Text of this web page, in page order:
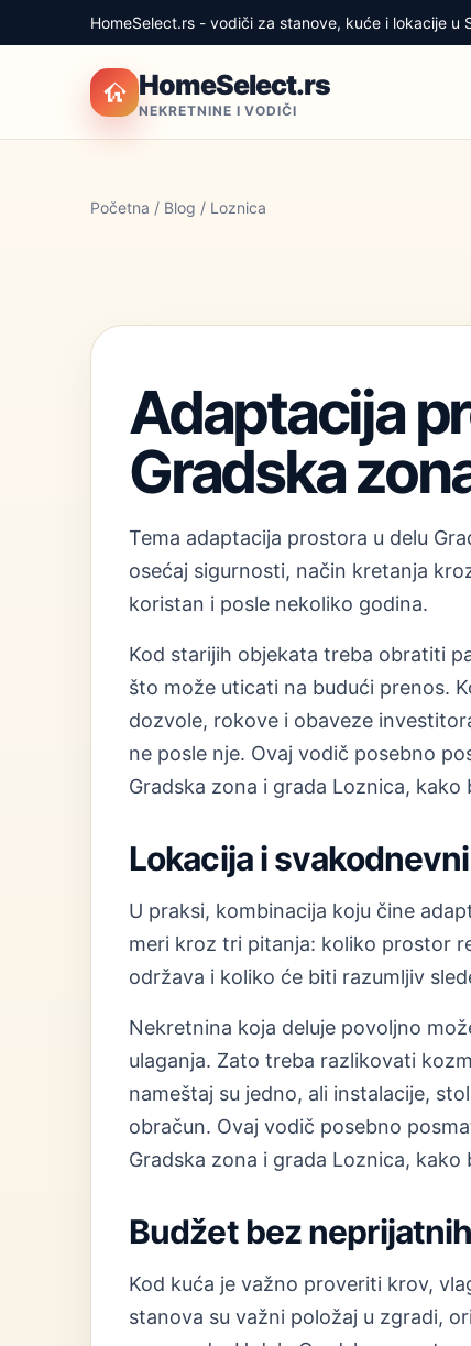
HomeSelect.rs - vodiči za stanove, kuće i lokacije u
HomeSelect.rs
NEKRETNINE I VODIČI
Početna / Blog / Loznica
Adaptacija
Gradska
Tema adaptacija prostora u delu
osećaj sigurnosti, način kretanja
koristan i posle nekoliko godina.
Kod starijih objekata treba obratiti
što može uticati na budući prenos.
dozvole, rokove i obaveze
ne posle nje. Ovaj vodič posebno
Gradska zona i grada Loznica,
Lokacija i
U praksi, kombinacija koju čine
meri kroz tri pitanja: koliko prostor
održava i koliko će biti razumljiv
Nekretnina koja deluje povoljno
ulaganja. Zato treba razlikovati
nameštaj su jedno, ali instalacije,
obračun. Ovaj vodič posebno
Gradska zona i grada Loznica,
Budžet bez
Kod kuća je važno proveriti krov,
stanova su važni položaj u zgradi,